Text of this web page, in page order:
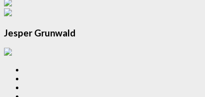
Jesper Grunwald